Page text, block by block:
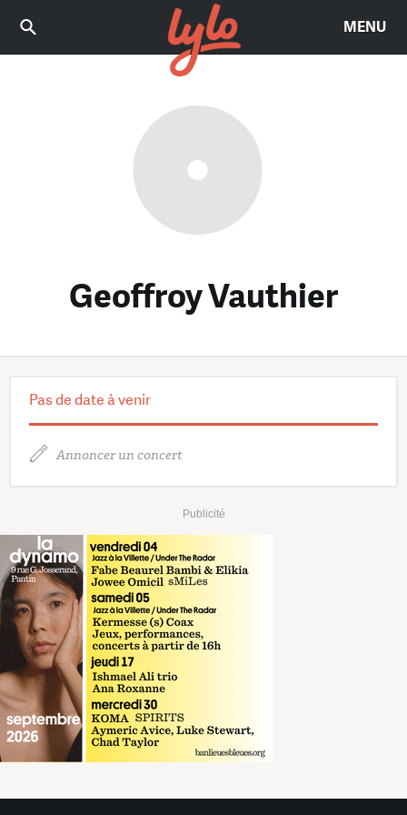
MENU
Geoffroy Vauthier
Pas de date à venir
Annoncer un concert
Publicité